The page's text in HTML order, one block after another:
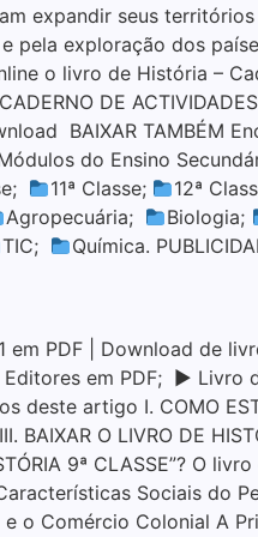
expandir seus
pela exploração dos
o livro de História –
DE ACTIVIDADES
BAIXAR TAMBÉM
do Ensino
11ª Classe;
12ª
Agropecuária; Biologia;
TIC; Química.
1 em PDF | Download de
Editores em PDF; ▶ Livro
deste artigo I. COMO
BAIXAR O LIVRO DE
9ª CLASSE”? O
Sociais do
o Comércio Colonial A